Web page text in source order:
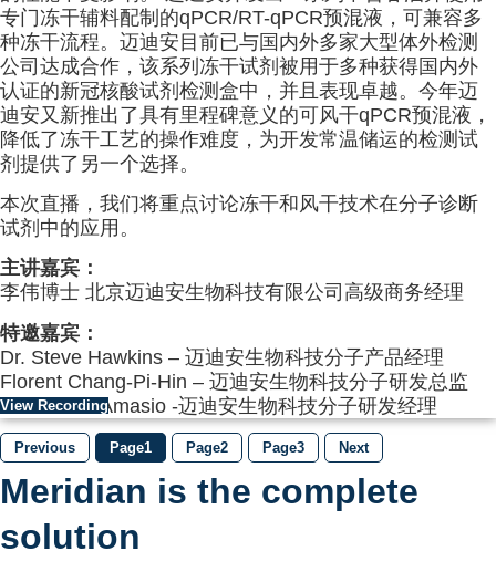
专门冻干辅料配制的qPCR/RT-qPCR预混液，可兼容多
种冻干流程。迈迪安目前已与国内外多家大型体外检测
公司达成合作，该系列冻干试剂被用于多种获得国内外
认证的新冠核酸试剂检测盒中，并且表现卓越。今年迈
迪安又新推出了具有里程碑意义的可风干qPCR预混液，
降低了冻干工艺的操作难度，为开发常温储运的检测试
剂提供了另一个选择。
本次直播，我们将重点讨论冻干和风干技术在分子诊断
试剂中的应用。
主讲嘉宾：
李伟博士 北京迈迪安生物科技有限公司高级商务经理
特邀嘉宾：
Dr. Steve Hawkins – 迈迪安生物科技分子产品经理
Florent Chang-Pi-Hin – 迈迪安生物科技分子研发总监
Dr Michele Amasio -迈迪安生物科技分子研发经理
View Recording
Previous Page1 Page2 Page3 Next
Meridian is the complete
solution